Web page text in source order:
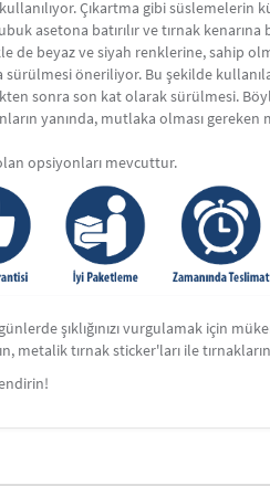
Çıkartma gibi
asetona batırılır ve tırnak
de beyaz ve siyah renklerine, sahip
öneriliyor. Bu şekilde
sonra son kat olarak sürülmesi.
yanında, mutlaka olması
opsiyonları mevcuttur.
şıklığınızı vurgulamak için
metalik tırnak sticker'ları ile